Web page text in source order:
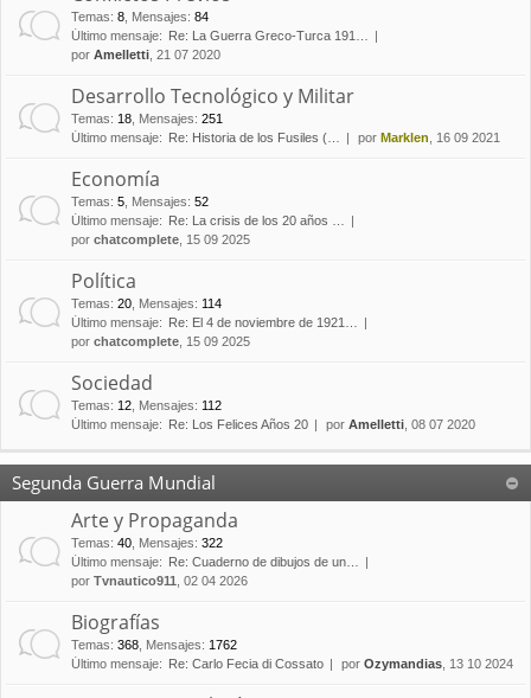
Temas: 8 Mensajes: 84
Último mensaje:
Re: La Guerra Greco-Turca 191…
por Amelletti , 21 07 2020
Desarrollo Tecnológico y Militar
Temas: 18 Mensajes: 251
Último mensaje:
Re: Historia de los Fusiles (… por Marklen , 16 09 2021
Economía
Temas: 5 Mensajes: 52
Último mensaje:
Re: La crisis de los 20 años …
por chatcomplete , 15 09 2025
Política
Temas: 20 Mensajes: 114
Último mensaje:
Re: El 4 de noviembre de 1921…
por chatcomplete , 15 09 2025
Sociedad
Temas: 12 Mensajes: 112
Último mensaje:
Re: Los Felices Años 20 por Amelletti , 08 07 2020
Segunda Guerra Mundial
Arte y Propaganda
Temas: 40 Mensajes: 322
Último mensaje:
Re: Cuaderno de dibujos de un…
por Tvnautico911 , 02 04 2026
Biografías
Temas: 368 Mensajes: 1762
Último mensaje:
Re: Carlo Fecia di Cossato por Ozymandias , 13 10 2024